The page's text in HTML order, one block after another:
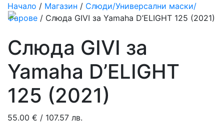
Начало / Магазин / Слюди/Универсални маски/
Фарове / Слюда GIVI за Yamaha D’ELIGHT 125 (2021)
Слюда GIVI за
Yamaha D’ELIGHT
125 (2021)
55.00 € / 107.57 лв.